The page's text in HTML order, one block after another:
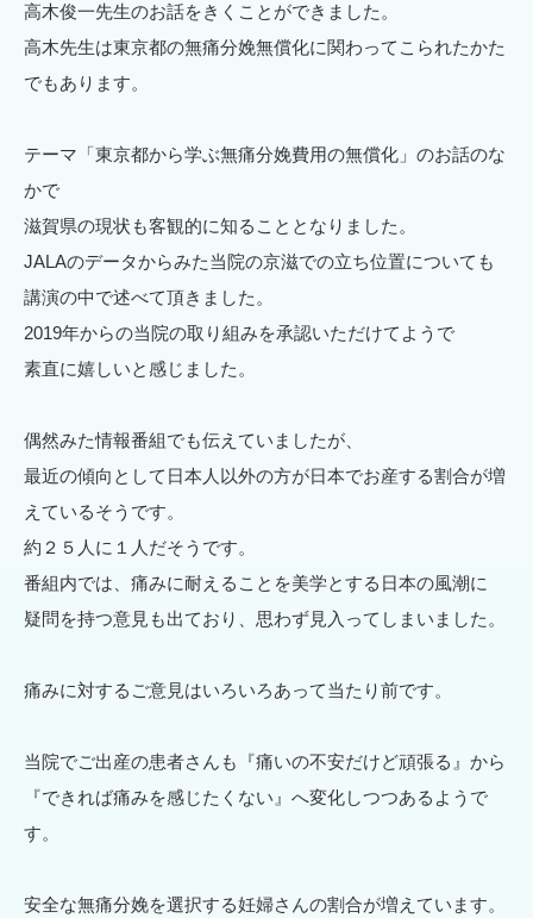
高木俊一先生のお話をきくことができました。
高木先生は東京都の無痛分娩無償化に関わってこられたかた
でもあります。
テーマ「東京都から学ぶ無痛分娩費用の無償化」のお話のな
かで
滋賀県の現状も客観的に知ることとなりました。
JALAのデータからみた当院の京滋での立ち位置についても
講演の中で述べて頂きました。
2019年からの当院の取り組みを承認いただけてようで
素直に嬉しいと感じました。
偶然みた情報番組でも伝えていましたが、
最近の傾向として日本人以外の方が日本でお産する割合が増
えているそうです。
約２５人に１人だそうです。
番組内では、痛みに耐えることを美学とする日本の風潮に
疑問を持つ意見も出ており、思わず見入ってしまいました。
痛みに対するご意見はいろいろあって当たり前です。
当院でご出産の患者さんも『痛いの不安だけど頑張る』から
『できれば痛みを感じたくない』へ変化しつつあるようで
す。
安全な無痛分娩を選択する妊婦さんの割合が増えています。